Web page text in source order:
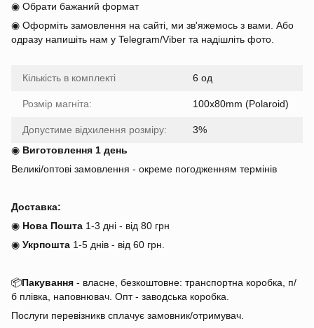
◉ Обрати бажаний формат
◉ Оформіть замовлення на сайті, ми зв'яжемось з вами. Або
одразу напишіть нам у Telegram/Viber та надішліть фото.
Кількість в комплекті 6 од
Розмір магніта: 100x80mm (Polaroid)
Допустиме відхилення розміру:
3%
◉ Виготовлення 1 день
Великі/оптові замовлення - окреме погодженням термінів
Доставка:
◉ Нова Пошта 1-3 дні - від 80 грн
◉ Укрпошта 1-5 днів - від 60 грн.
📦Пакування - власне, безкоштовне: транспортна коробка, п/
б плівка, наповнювач. Опт - заводська коробка.
Послуги перевізникв сплачує замовник/отримувач.